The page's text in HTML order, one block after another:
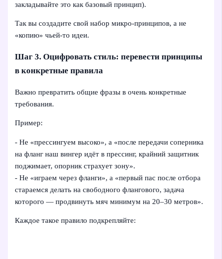
закладывайте это как базовый принцип).
Так вы создадите свой набор микро-принципов, а не
«копию» чьей‑то идеи.
Шаг 3. Оцифровать стиль: перевести принципы
в конкретные правила
Важно превратить общие фразы в очень конкретные
требования.
Пример:
- Не «прессингуем высоко», а «после передачи соперника
на фланг наш вингер идёт в прессинг, крайний защитник
поджимает, опорник страхует зону».
- Не «играем через фланги», а «первый пас после отбора
стараемся делать на свободного флангового, задача
которого — продвинуть мяч минимум на 20–30 метров».
Каждое такое правило подкрепляйте: